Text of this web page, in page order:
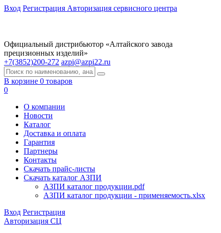
Вход Регистрация Авторизация сервисного центра
Официальный дистрибьютор «Алтайского завода
прецизионных изделий»
+7(3852)200-272 azpi@azpi22.ru
В корзине 0 товаров
0
О компании
Новости
Каталог
Доставка и оплата
Гарантия
Партнеры
Контакты
Скачать прайс-листы
Скачать каталог АЗПИ
АЗПИ каталог продукции.pdf
АЗПИ каталог продукции - применяемость.xlsx
Вход Регистрация
Авторизация СЦ